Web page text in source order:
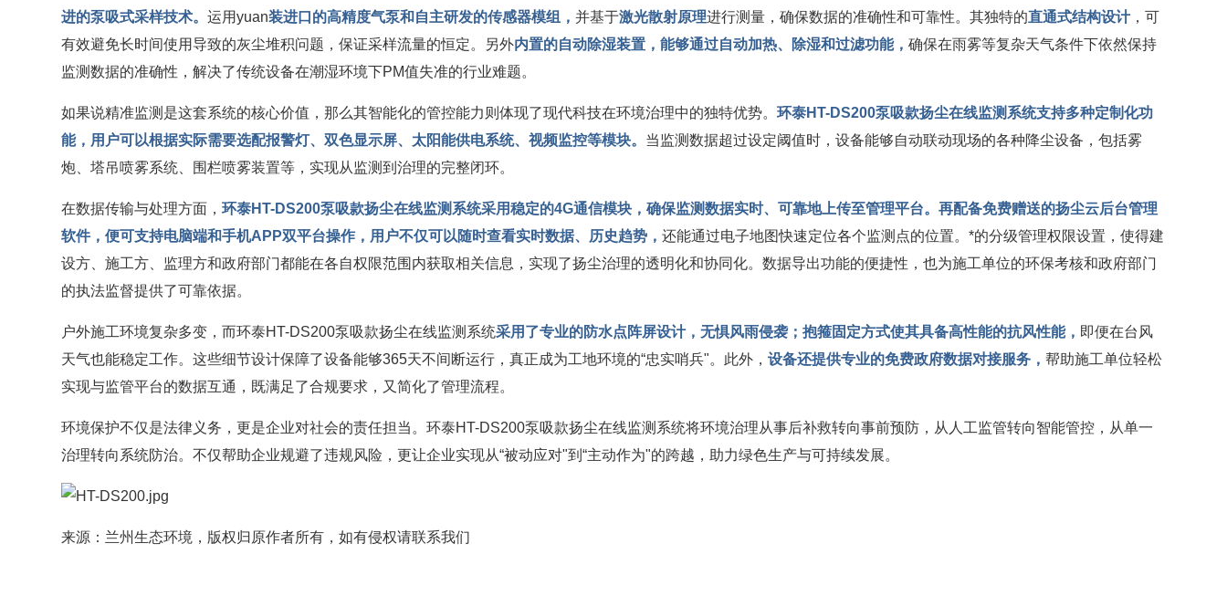
进的泵吸式采样技术。运用yuan装进口的高精度气泵和自主研发的传感器模组，并基于激光散射原理进行测量，确保数据的准确性和可靠性。其独特的直通式结构设计，可
有效避免长时间使用导致的灰尘堆积问题，保证采样流量的恒定。另外内置的自动除湿装置，能够通过自动加热、除湿和过滤功能，确保在雨雾等复杂天气条件下依然保持
监测数据的准确性，解决了传统设备在潮湿环境下PM值失准的行业难题。
如果说精准监测是这套系统的核心价值，那么其智能化的管控能力则体现了现代科技在环境治理中的独特优势。环泰HT-DS200泵吸款扬尘在线监测系统支持多种定制化功
能， 用户可以根据实际需要选配报警灯、双色显示屏、太阳能供电系统、视频监控等模块。 当监测数据超过设定阈值时，设备能够自动联动现场的各种降尘设备，包括雾
炮、塔吊喷雾系统、围栏喷雾装置等，实现从监测到治理的完整闭环。
在数据传输与处理方面，环泰HT-DS200泵吸款扬尘在线监测系统采用稳定的4G通信模块 ，确保监测数据实时、可靠地上传至管理平台。再配备免费赠送的扬尘云后台管理
软件，便可支持电脑端和手机APP双平台操作，用户不仅可以随时查看实时数据、历史趋势，还能通过电子地图快速定位各个监测点的位置。*的分级管理权限设置，使得建
设方、施工方、监理方和政府部门都能在各自权限范围内获取相关信息，实现了扬尘治理的透明化和协同化。数据导出功能的便捷性，也为施工单位的环保考核和政府部门
的执法监督提供了可靠依据。
户外施工环境复杂多变，而环泰HT-DS200泵吸款扬尘在线监测系统采用了专业的防水点阵屏设计，无惧风雨侵袭；抱箍固定方式使其具备高性能的抗风性能， 即便在台风
天气也能稳定工作。这些细节设计保障了设备能够365天不间断运行，真正成为工地环境的“忠实哨兵"。此外，设备还提供专业的免费政府数据对接服务，帮助施工单位轻松
实现与监管平台的数据互通，既满足了合规要求，又简化了管理流程。
环境保护不仅是法律义务，更是企业对社会的责任担当。环泰HT-DS200泵吸款扬尘在线监测系统将环境治理从事后补救转向事前预防，从人工监管转向智能管控，从单一
治理转向系统防治。不仅帮助企业规避了违规风险，更让企业实现从“被动应对"到“主动作为"的跨越，助力绿色生产与可持续发展。
来源：兰州生态环境，版权归原作者所有，如有侵权请联系我们